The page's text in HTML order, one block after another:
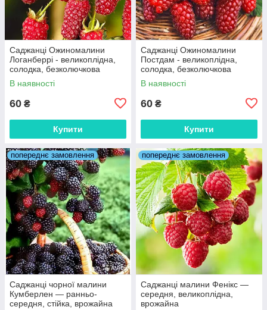
Саджанці Ожиномалини
Логанберрі - великоплідна,
солодка, безколючкова
В наявності
60 ₴
Купити
Саджанці Ожиномалини
Постдам - великоплідна,
солодка, безколючкова
В наявності
60 ₴
Купити
попереднє замовлення
Саджанці чорної малини
Кумберлен — ранньо-
середня, стійка, врожайна
попереднє замовлення
Саджанці малини Фенікс —
середня, великоплідна,
врожайна